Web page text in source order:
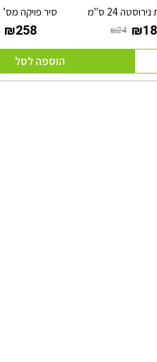
24 ס"מ
‏24 ₪ ‏18 ₪
סיר פויקה מס’ 2 עם רגליים
‏258 ₪
הוספה לסל